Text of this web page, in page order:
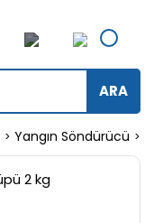
ARA
Yangın Söndürücü